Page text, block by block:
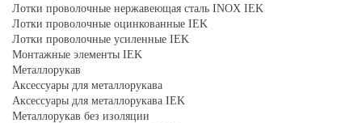
Лотки проволочные нержавеющая сталь INOX IEK
Лотки проволочные оцинкованные IEK
Лотки проволочные усиленные IEK
Монтажные элементы IEK
Металлорукав
Аксессуары для металлорукава
Аксессуары для металлорукава IEK
Металлорукав без изоляции